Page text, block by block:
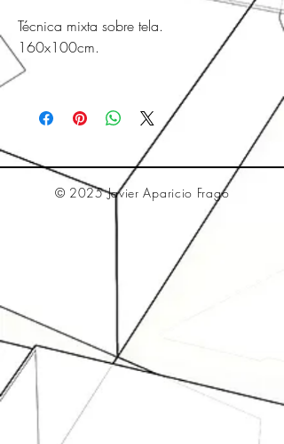
Técnica mixta sobre tela.
160x100cm.
© 2025 Javier Aparicio Frago